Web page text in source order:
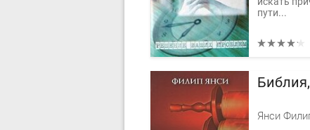
пути...
Янси